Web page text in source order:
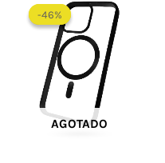
-46%
AGOTADO
-46%
precio
original
era:
$ 65.000.